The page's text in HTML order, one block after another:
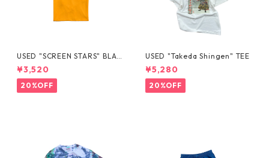
USED "SCREEN STARS" BLAN
K TEE
¥3,520
20%OFF
USED "Takeda Shingen" TEE
¥5,280
20%OFF